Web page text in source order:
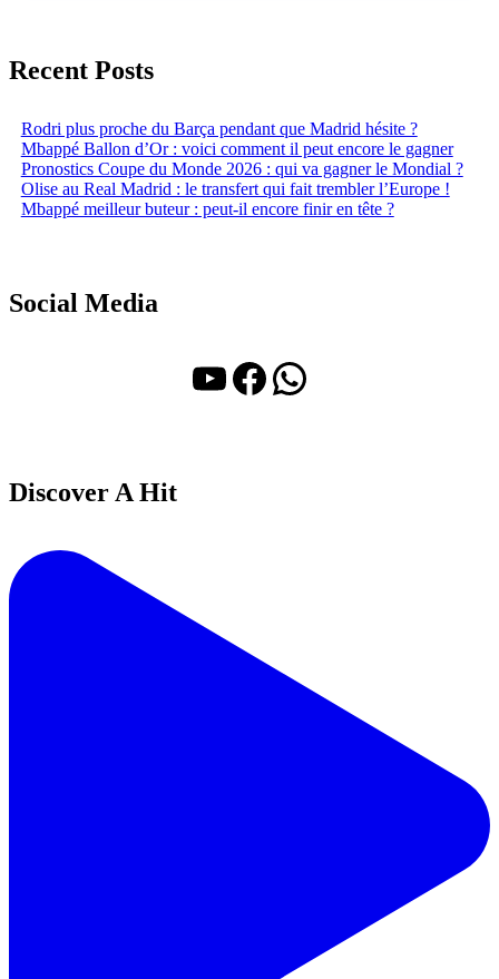
Recent Posts
Rodri plus proche du Barça pendant que Madrid hésite ?
Mbappé Ballon d’Or : voici comment il peut encore le gagner
Pronostics Coupe du Monde 2026 : qui va gagner le Mondial ?
Olise au Real Madrid : le transfert qui fait trembler l’Europe !
Mbappé meilleur buteur : peut-il encore finir en tête ?
Social Media
YouTube
Facebook
WhatsApp
Discover A Hit